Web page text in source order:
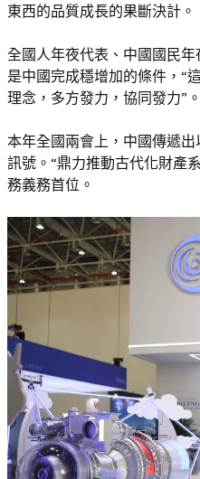
東西的品質成長的果斷決計。
全國人年夜代表、中國國民
是中國完成穩增加的條件，“
理念，多方發力，協同發力”。
本年全國兩會上，中國傳遞
訊號。“鼎力推動古代化財產
務義務首位。